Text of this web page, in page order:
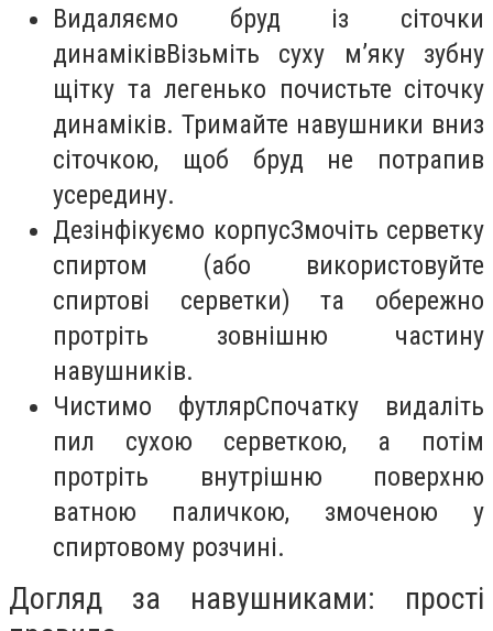
Видаляємо бруд із сіточки
динаміківВізьміть суху м’яку зубну
щітку та легенько почистьте сіточку
динаміків. Тримайте навушники вниз
сіточкою, щоб бруд не потрапив
усередину.
Дезінфікуємо корпусЗмочіть серветку
спиртом (або використовуйте
спиртові серветки) та обережно
протріть зовнішню частину
навушників.
Чистимо футлярСпочатку видаліть
пил сухою серветкою, а потім
протріть внутрішню поверхню
ватною паличкою, змоченою у
спиртовому розчині.
Догляд за навушниками: прості